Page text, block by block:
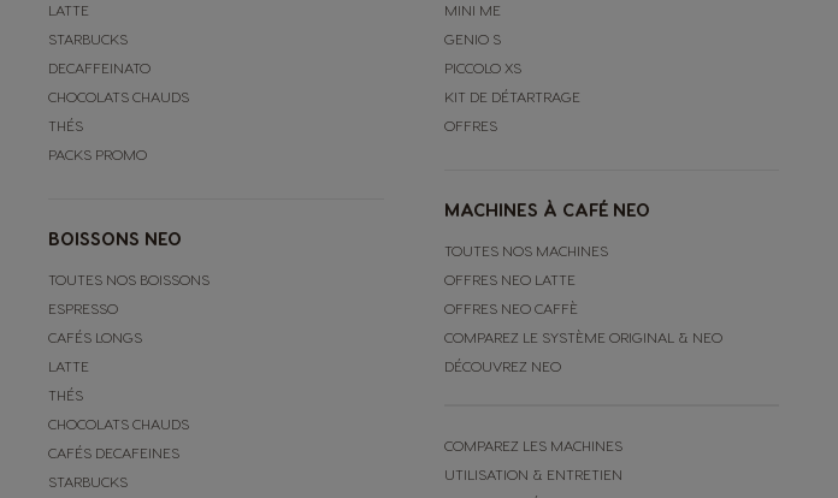
LATTE
STARBUCKS
DECAFFEINATO
CHOCOLATS CHAUDS
THÉS
PACKS PROMO
BOISSONS NEO
TOUTES NOS BOISSONS
ESPRESSO
CAFÉS LONGS
LATTE
THÉS
CHOCOLATS CHAUDS
CAFÉS DECAFEINES
STARBUCKS
MINI ME
GENIO S
PICCOLO XS
KIT DE DÉTARTRAGE
OFFRES
MACHINES À CAFÉ NEO
TOUTES NOS MACHINES
OFFRES NEO LATTE
OFFRES NEO CAFFÈ
COMPAREZ LE SYSTÈME ORIGINAL & NEO
DÉCOUVREZ NEO
COMPAREZ LES MACHINES
UTILISATION & ENTRETIEN